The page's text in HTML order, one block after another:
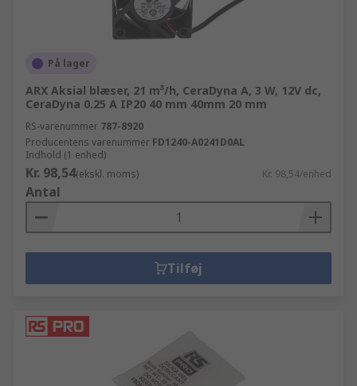
På lager
ARX Aksial blæser, 21 m³/h, CeraDyna A, 3 W, 12V dc,
CeraDyna 0.25 A IP20 40 mm 40mm 20 mm
RS-varenummer 787-8920
Producentens varenummer FD1240-A0241D0AL
Indhold (1 enhed)
Kr. 98,54(ekskl. moms) Kr. 98,54/enhed
Antal
Tilføj